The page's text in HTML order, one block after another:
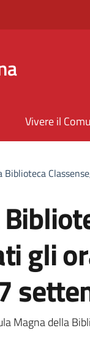
Vivere il
Biblioteca
gli
Magna della